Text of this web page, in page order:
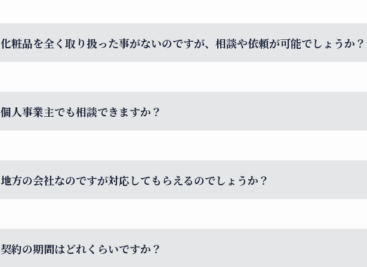
マーケティング、ブランディング、中身の開発や製造から、新規事業展開
ートが可能です。
起業をされる方、されたいとお考えの方へのサポートも行っております。
化粧品を全く取り扱った事がないのですが、相談や依頼が可能でしょうか？
の方であればどなたでも成し遂げられる様に寄り添いしっかりとサポート
心ください。
個人事業主でも相談できますか？
事業の規模や組織形態は問いません。
地方の会社なのですが対応してもらえるのでしょうか？
また、日本国内に限らず海外にお住まいの方も対応可能です。
契約の期間はどれくらいですか？